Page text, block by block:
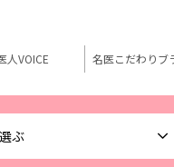
ぶ
人VOICE 名医こだわりブ